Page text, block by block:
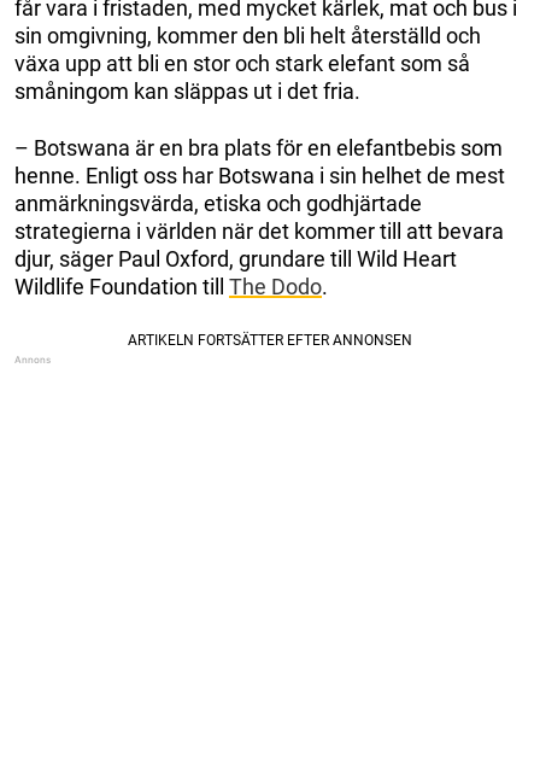
får vara i fristaden, med mycket kärlek, mat och bus i
sin omgivning, kommer den bli helt återställd och
växa upp att bli en stor och stark elefant som så
småningom kan släppas ut i det fria.
– Botswana är en bra plats för en elefantbebis som
henne. Enligt oss har Botswana i sin helhet de mest
anmärkningsvärda, etiska och godhjärtade
strategierna i världen när det kommer till att bevara
djur, säger Paul Oxford, grundare till Wild Heart
Wildlife Foundation till The Dodo.